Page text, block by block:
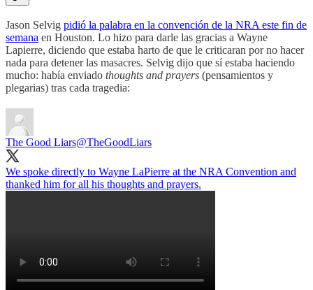
Jason Selvig pidió la palabra en la convención de la NRA este fin de
semana en Houston. Lo hizo para darle las gracias a Wayne
Lapierre, diciendo que estaba harto de que le criticaran por no hacer
nada para detener las masacres. Selvig dijo que sí estaba haciendo
mucho: había enviado thoughts and prayers (pensamientos y
plegarias) tras cada tragedia:
The Good Liars@TheGoodLiars
We spoke directly to Wayne LaPierre at the NRA Convention and
thanked him for all his thoughts and prayers.